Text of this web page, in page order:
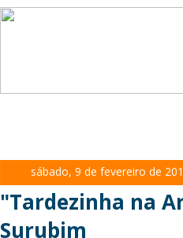
sábado, 9 de fevereiro de
"Tardezinha na
Surubim